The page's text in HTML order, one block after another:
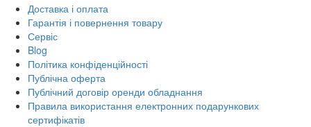
Доставка і оплата
Гарантія і повернення товару
Сервіс
Blog
Політика конфіденційності
Публічна оферта
Публічний договір оренди обладнання
Правила використання електронних подарункових
сертифікатів